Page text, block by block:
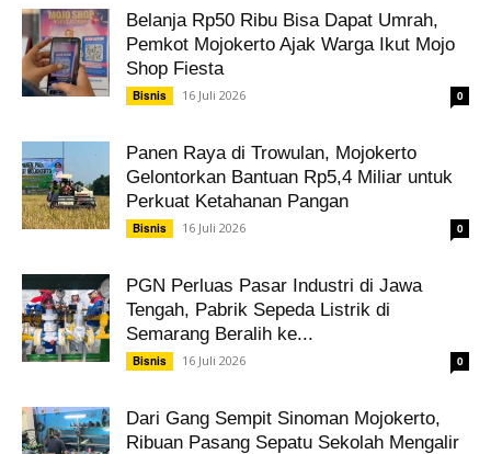
Belanja Rp50 Ribu Bisa Dapat Umrah,
Pemkot Mojokerto Ajak Warga Ikut Mojo
Shop Fiesta
Bisnis 16 Juli 2026 0
Panen Raya di Trowulan, Mojokerto
Gelontorkan Bantuan Rp5,4 Miliar untuk
Perkuat Ketahanan Pangan
Bisnis 16 Juli 2026 0
PGN Perluas Pasar Industri di Jawa
Tengah, Pabrik Sepeda Listrik di
Semarang Beralih ke...
Bisnis 16 Juli 2026 0
Dari Gang Sempit Sinoman Mojokerto,
Ribuan Pasang Sepatu Sekolah Mengalir